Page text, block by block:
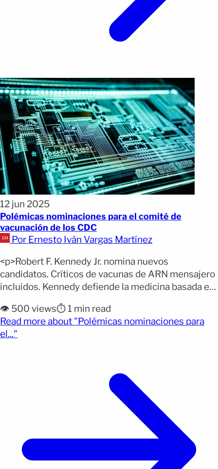
12 jun 2025
Polémicas nominaciones para el comité de
vacunación de los CDC
Por Ernesto Iván Vargas Martínez
<p>Robert F. Kennedy Jr. nomina nuevos
candidatos. Críticos de vacunas de ARN mensajero
incluidos. Kennedy defiende la medicina basada en
Unidos, Robert F. Kennedy Jr., ha nombrado este
miércoles a ocho nuevos candidatos para integrar
el comité de vacunación de los Centros para el
👁️ 500 views⏱️ 1 min read
Read more about "Polémicas nominaciones para
el..."